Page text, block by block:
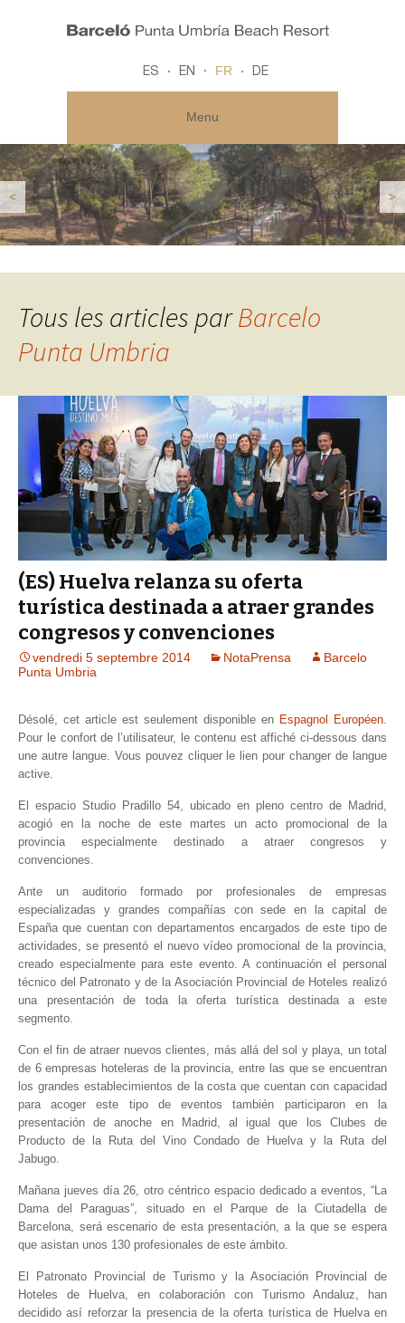
ES EN FR DE
Menu
< >
Tous les articles parBarcelo
Punta Umbria
(ES) Huelva relanza su oferta
turística destinada a atraer grandes
congresos y convenciones
vendredi 5 septembre 2014 NotaPrensa
Barcelo
Punta Umbria
Désolé, cet article est seulement disponible en Espagnol Européen.
Pour le confort de l’utilisateur, le contenu est affiché ci-dessous dans
une autre langue. Vous pouvez cliquer le lien pour changer de langue
active.
El espacio Studio Pradillo 54, ubicado en pleno centro de Madrid,
acogió en la noche de este martes un acto promocional de la
provincia especialmente destinado a atraer congresos y
convenciones.
Ante un auditorio formado por profesionales de empresas
especializadas y grandes compañías con sede en la capital de
España que cuentan con departamentos encargados de este tipo de
actividades, se presentó el nuevo vídeo promocional de la provincia,
creado especialmente para este evento. A continuación el personal
técnico del Patronato y de la Asociación Provincial de Hoteles realizó
una presentación de toda la oferta turística destinada a este
segmento.
Con el fin de atraer nuevos clientes, más allá del sol y playa, un total
de 6 empresas hoteleras de la provincia, entre las que se encuentran
los grandes establecimientos de la costa que cuentan con capacidad
para acoger este tipo de eventos también participaron en la
presentación de anoche en Madrid, al igual que los Clubes de
Producto de la Ruta del Vino Condado de Huelva y la Ruta del
Jabugo.
Mañana jueves día 26, otro céntrico espacio dedicado a eventos, “La
Dama del Paraguas”, situado en el Parque de la Ciutadella de
Barcelona, será escenario de esta presentación, a la que se espera
que asistan unos 130 profesionales de este ámbito.
El Patronato Provincial de Turismo y la Asociación Provincial de
Hoteles de Huelva, en colaboración con Turismo Andaluz, han
decidido así reforzar la presencia de la oferta turística de Huelva en